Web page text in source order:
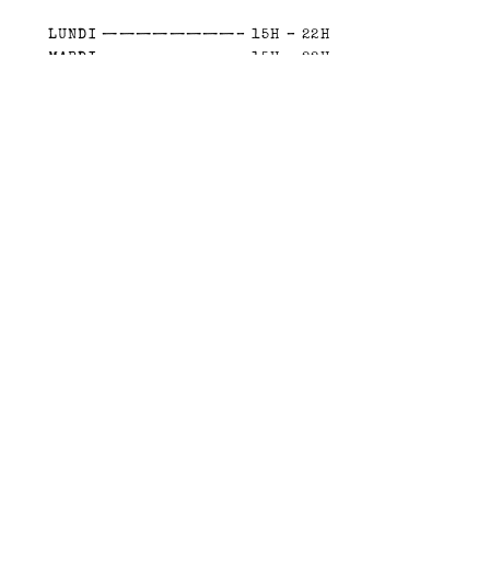
LUNDI ————————– 15H – 22H
MARDI ————————- 15H – 22H